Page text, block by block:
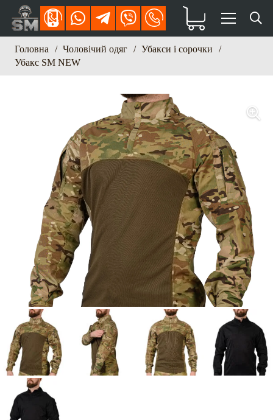
Головна / Чоловічий одяг / Убакси і сорочки
/
Убакс SM NEW